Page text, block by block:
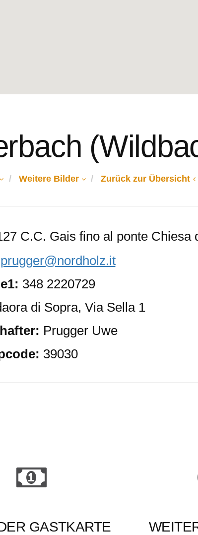
Weitere Bilder Zurück zur Übersicht
C.C. Gais fino al ponte Chiesa
348 2220729
di Sopra, Via Sella 1
Prugger Uwe
39030
GASTKARTE